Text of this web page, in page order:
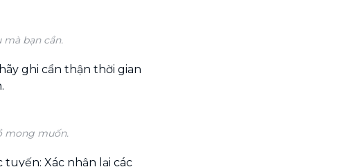
mà bạn cần.
ghi cẩn thận thời gian
mong muốn.
Xác nhận lại các